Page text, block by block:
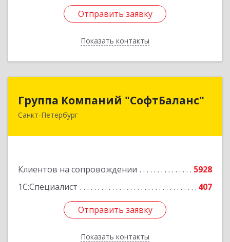
Отправить заявку
Показать контакты
Отправить заявку
Назад
Группа Компаний "СофтБаланс"
Санкт-Петербург
Клиентов на сопровождении
5928
1С:Специалист
407
Отправить заявку
Показать контакты
Группа Компаний "СофтБаланс"
195112, Санкт-Петербург г, Заневский пр-кт,
Отправить заявку
Назад